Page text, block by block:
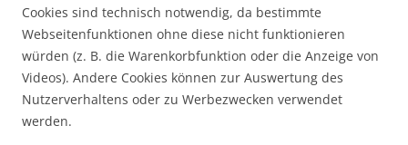
Cookies sind technisch notwendig, da bestimmte
Webseitenfunktionen ohne diese nicht funktionieren
würden (z. B. die Warenkorbfunktion oder die Anzeige von
Videos). Andere Cookies können zur Auswertung des
Nutzerverhaltens oder zu Werbezwecken verwendet
werden.